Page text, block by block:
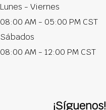
Lunes - Viernes
08:00 AM - 05:00 PM CST
Sábados
08:00 AM - 12:00 PM CST
¡Síguenos!